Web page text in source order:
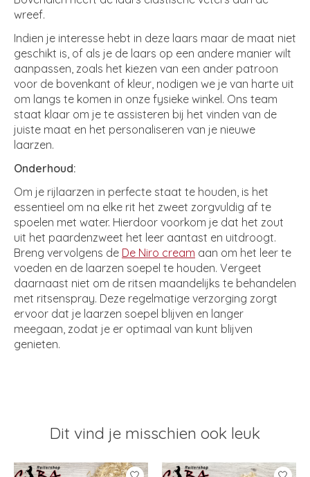
wreef.
Indien je interesse hebt in deze laars maar de maat niet
geschikt is, of als je de laars op een andere manier wilt
aanpassen, zoals het kiezen van een ander patroon
voor de bovenkant of kleur, nodigen we je van harte uit
om langs te komen in onze fysieke winkel. Ons team
staat klaar om je te assisteren bij het vinden van de
juiste maat en het personaliseren van je nieuwe
laarzen.
Onderhoud:
Om je rijlaarzen in perfecte staat te houden, is het
essentieel om na elke rit het zweet zorgvuldig af te
spoelen met water. Hierdoor voorkom je dat het zout
uit het paardenzweet het leer aantast en uitdroogt.
Breng vervolgens de De Niro cream aan om het leer te
voeden en de laarzen soepel te houden. Vergeet
daarnaast niet om de ritsen maandelijks te behandelen
met ritsenspray. Deze regelmatige verzorging zorgt
ervoor dat je laarzen soepel blijven en langer
meegaan, zodat je er optimaal van kunt blijven
genieten.
Dit vind je misschien ook leuk
Items van productcarrousel